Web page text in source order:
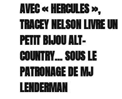
AVEC « HERCULES »,
TRACEY NELSON LIVRE UN
PETIT BIJOU ALT-
COUNTRY… SOUS LE
PATRONAGE DE MJ
LENDERMAN